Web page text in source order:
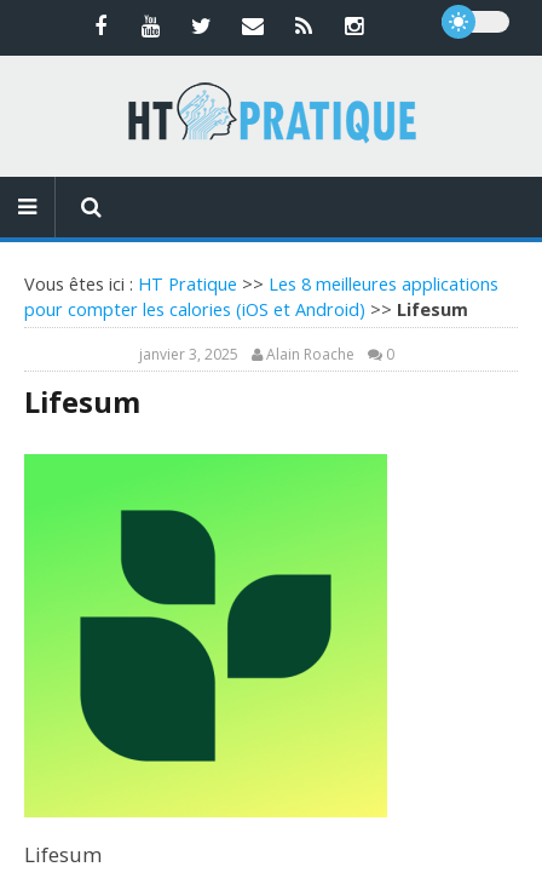
Vous êtes ici : HT Pratique >> Les 8 meilleures applications
pour compter les calories (iOS et Android) >> Lifesum
janvier 3, 2025 Alain Roache 0
Lifesum
Lifesum